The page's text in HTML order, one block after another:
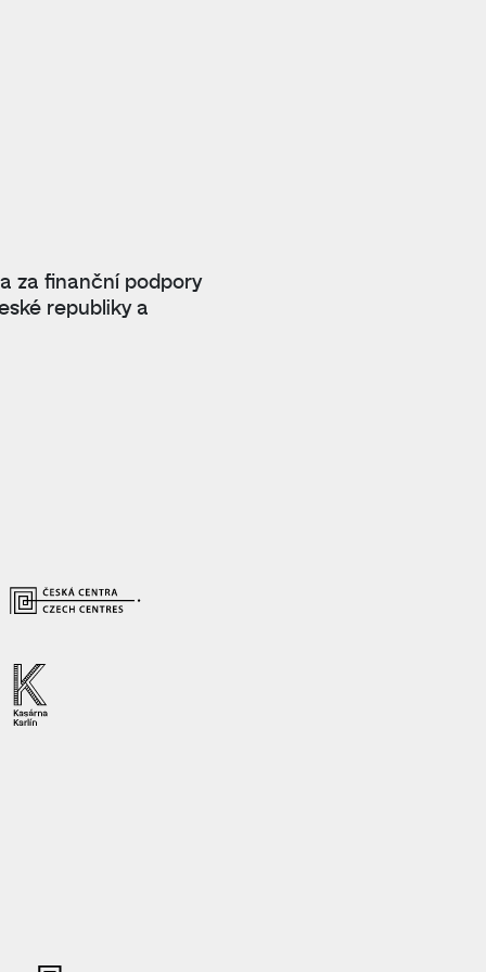
za finanční podpory
republiky a